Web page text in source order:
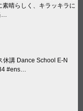
晴らしく、キラッキラに
…
休講 Dance School E-N
#ens…